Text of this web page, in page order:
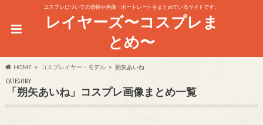
コスプレについての情報や画像・ポートレートをまとめているサイトです。
レイヤーズ〜コスプレま
とめ〜
HOME コスプレイヤー・モデル 朔矢あいね
CATEGORY
「朔矢あいね」コスプレ画像まとめ一覧